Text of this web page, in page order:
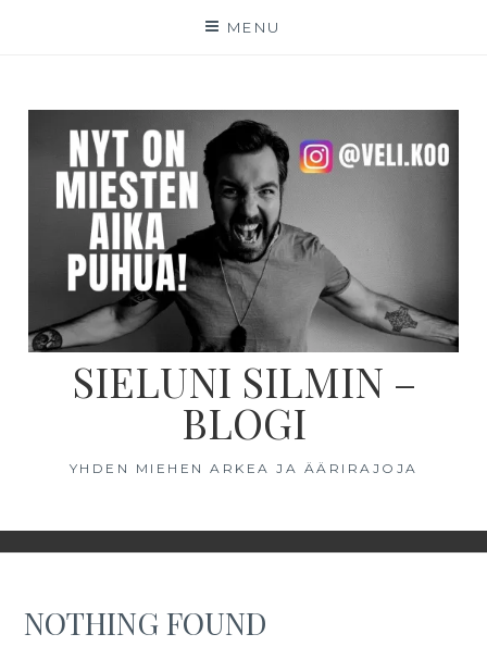
MENU
SIELUNI SILMIN –
BLOGI
YHDEN MIEHEN ARKEA JA ÄÄRIRAJOJA
NOTHING FOUND